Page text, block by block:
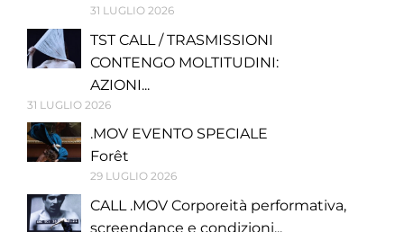
31 LUGLIO 2026
TST CALL / TRASMISSIONI
CONTENGO MOLTITUDINI:
AZIONI...
31 LUGLIO 2026
.MOV EVENTO SPECIALE
Forêt
29 LUGLIO 2026
CALL .MOV Corporeità performativa,
screendance e condizioni...